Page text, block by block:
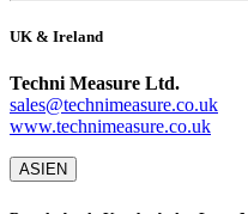
UK & Ireland
Techni Measure Ltd.
sales@technimeasure.co.uk
www.technimeasure.co.uk
ASIEN